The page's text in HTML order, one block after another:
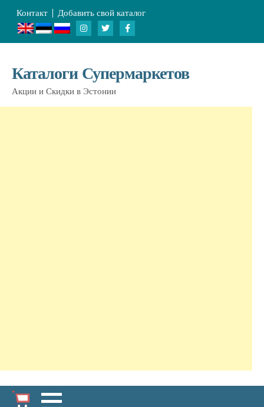
Контакт Добавить свой каталог
Каталоги Супермаркетов
Акции и Скидки в Эстонии